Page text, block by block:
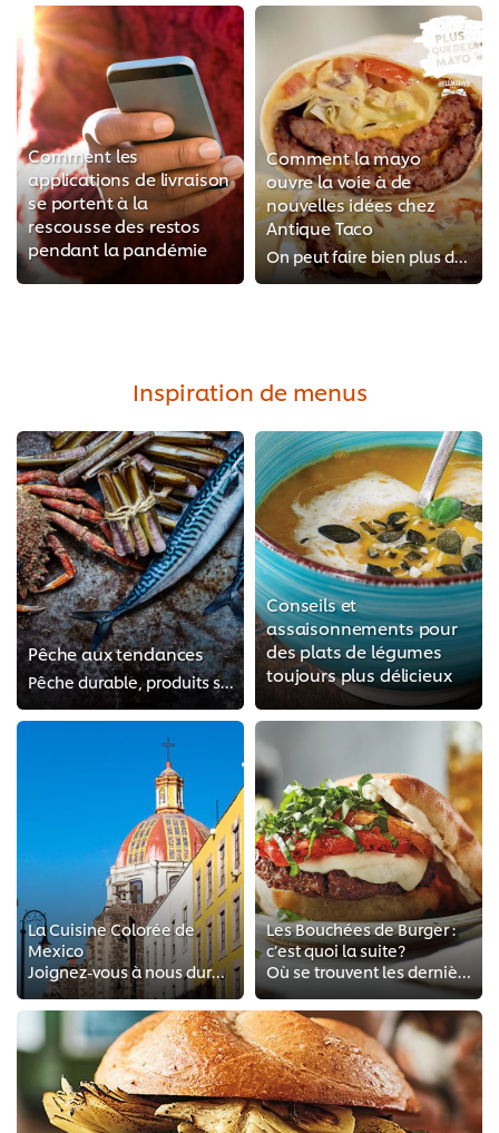
Comment les
applications de livraison
se portent à la
rescousse des restos
pendant la pandémie
Comment la mayo
ouvre la voie à de
nouvelles idées chez
Antique Taco
On peut faire bien plus de choses qu’on pense avec la mayo. Le chef Rick Ortiz prouve à quel point on peut aller loin avec un s...
Inspiration de menus
Pêche aux tendances
Pêche durable, produits saisonniers et production locale
Conseils et
assaisonnements pour
des plats de légumes
toujours plus délicieux
La Cuisine Colorée de
Mexico
Joignez-vous à nous durant cette appétissante tournée de la ville de Mexico, où nous découvrons ses tradi-tions culinaires qui ...
Les Bouchées de Burger :
c’est quoi la suite?
Où se trouvent les dernières tendances selon les grands chefs du burger? Regardez pour le découvrir! Ensuite parcourez les ques...